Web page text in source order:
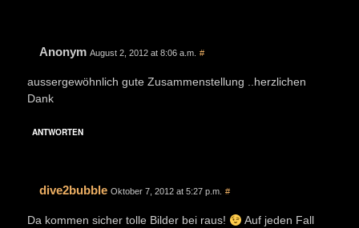
Anonym August 2, 2012 at 8:06 a.m. #
aussergewöhnlich gute Zusammenstellung ..herzlichen
Dank
ANTWORTEN
dive2bubble Oktober 7, 2012 at 5:27 p.m. #
Da kommen sicher tolle Bilder bei raus!
Auf jeden Fall